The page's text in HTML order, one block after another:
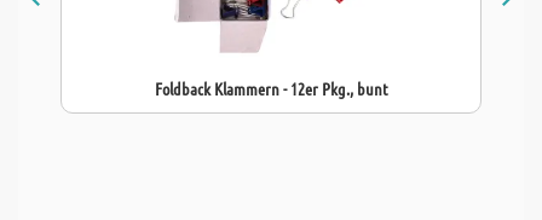
Foldback Klammern - 12er Pkg., bunt